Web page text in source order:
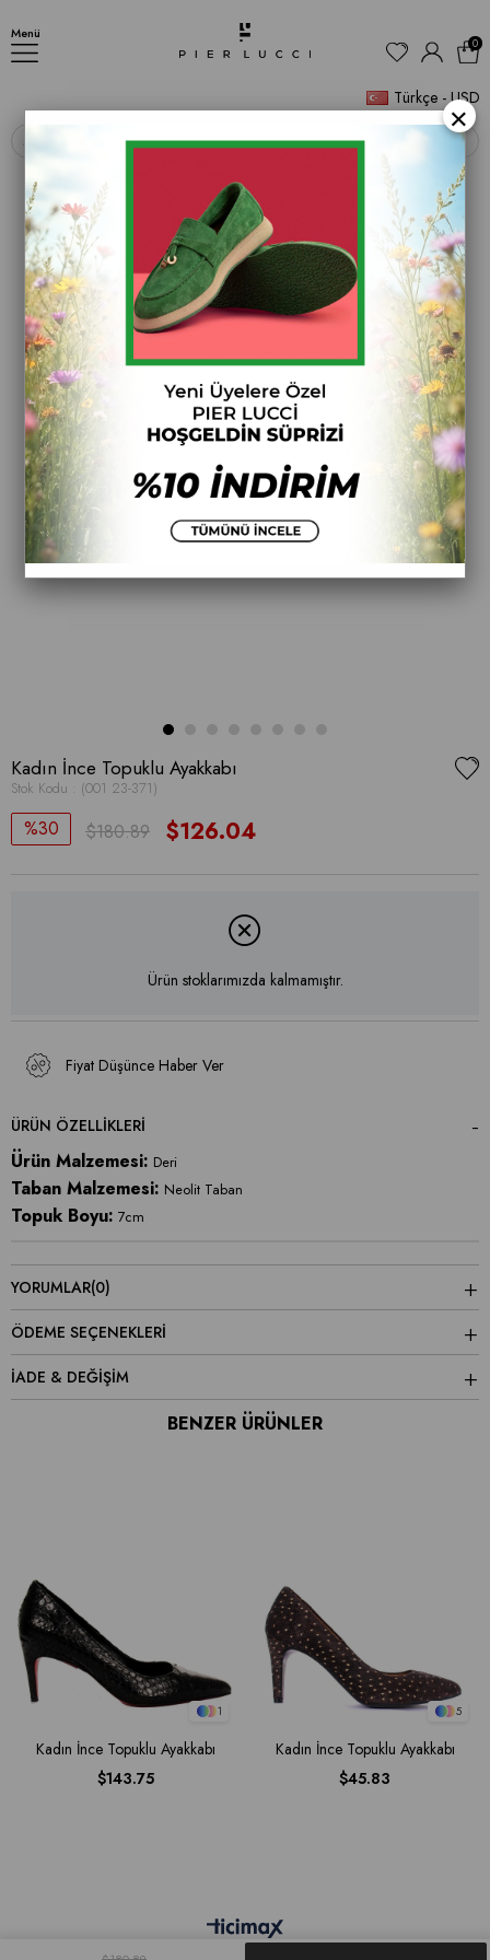
Menü
Türkçe - USD
0
‹ ›
Kadın İnce Topuklu Ayakkabı
Stok Kodu (001 23-371)
30 $180.89 $126.04
Ürün stoklarımızda kalmamıştır.
Fiyat Düşünce Haber Ver
ÜRÜN ÖZELLIKLERI
Ürün Malzemesi: Deri
Taban Malzemesi: Neolit Taban
Topuk Boyu: 7cm
YORUMLAR(0)
ÖDEME SEÇENEKLERI
İADE & DEĞİŞİM
BENZER ÜRÜNLER
1
Kadın İnce Topuklu Ayakkabı
$143.75
5
Kadın İnce Topuklu Ayakkabı
$45.83
×